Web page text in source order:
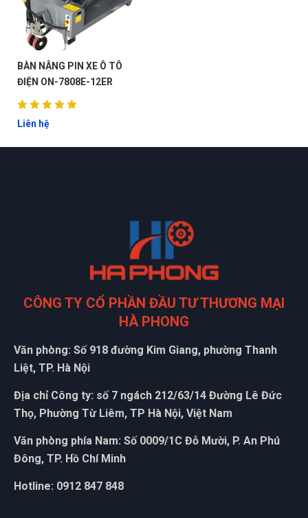
BÀN NÂNG PIN XE Ô TÔ
ĐIỆN ON-7808E-12ER
Liên hệ
CÔNG TY CỔ PHẦN ĐẦU TƯ THƯƠNG MẠI
HÀ PHONG
Văn phòng: Số 918 đường Kim Giang, phường Thanh
Liệt, TP. Hà Nội
Địa chỉ Công ty: số 7 ngách 212/63/14 Đường Lê Đức
Thọ, Phường Từ Liêm, TP Hà Nội, Việt Nam
Văn phòng phía Nam: Số 0009/1C Đỗ Mười, P. An Phú
Đông, TP. Hồ Chí Minh
Hotline: 0912 847 848